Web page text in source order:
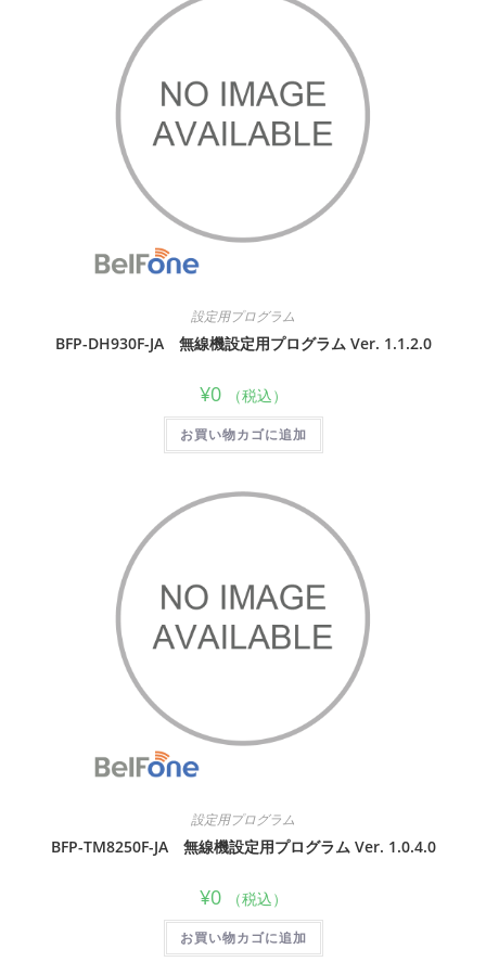
設定用プログラム
BFP-DH930F-JA 無線機設定用プログラム Ver. 1.1.2.0
¥0 （税込）
お買い物カゴに追加
設定用プログラム
BFP-TM8250F-JA 無線機設定用プログラム Ver. 1.0.4.0
¥0 （税込）
お買い物カゴに追加